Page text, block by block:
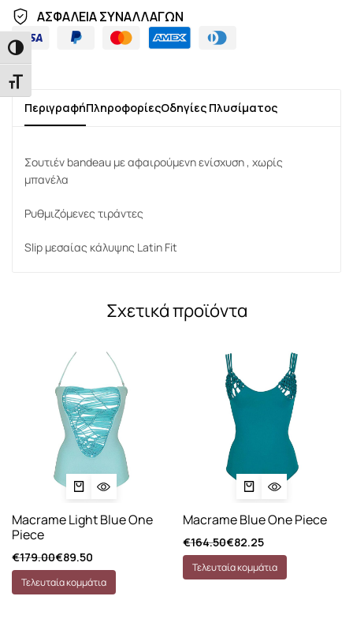
Εναλλαγή Υψηλής Αντίθεσης
Εναλλαγή Μεγέθους Γραμμάτων
ΑΣΦΑΛΕΙΑ ΣΥΝΑΛΛΑΓΩΝ
ΠεριγραφήΠληροφορίεςΟδηγίες Πλυσίματος
Σουτιέν bandeau με αφαιρούμενη ενίσχυση , χωρίς
μπανέλα
Ρυθμιζόμενες τιράντες
Slip μεσαίας κάλυψης Latin Fit
Σχετικά προϊόντα
Macrame Light Blue One
Piece
€179.00€89.50
Τελευταία κομμάτια
Macrame Blue One Piece
€164.50€82.25
Τελευταία κομμάτια